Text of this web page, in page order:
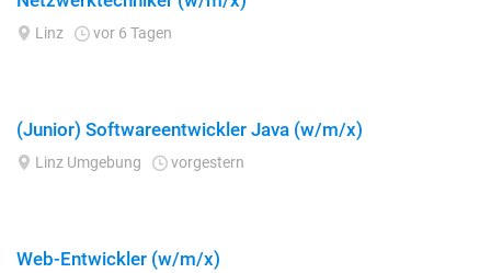
Linz vor 6 Tagen
(Junior) Softwareentwickler Java (w/m/x)
Linz Umgebung vorgestern
Web-Entwickler (w/m/x)